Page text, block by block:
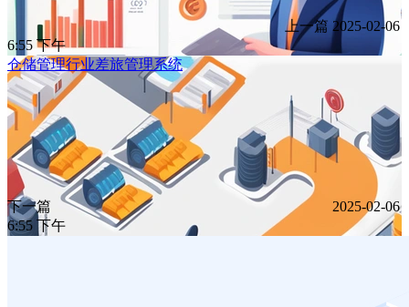
上一篇 2025-02-06
6:55 下午
仓储管理行业差旅管理系统
下一篇
2025-02-06
6:55 下午